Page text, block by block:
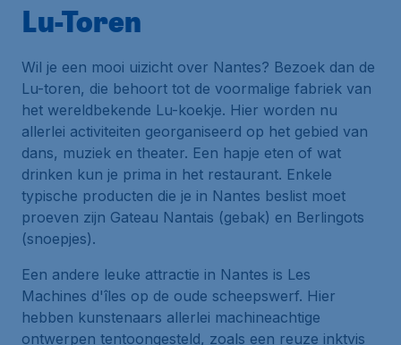
Lu-Toren
Wil je een mooi uizicht over Nantes? Bezoek dan de
Lu-toren, die behoort tot de voormalige fabriek van
het wereldbekende Lu-koekje. Hier worden nu
allerlei activiteiten georganiseerd op het gebied van
dans, muziek en theater. Een hapje eten of wat
drinken kun je prima in het restaurant. Enkele
typische producten die je in Nantes beslist moet
proeven zijn Gateau Nantais (gebak) en Berlingots
(snoepjes).
Een andere leuke attractie in Nantes is Les
Machines d'îles op de oude scheepswerf. Hier
hebben kunstenaars allerlei machineachtige
ontwerpen tentoongesteld, zoals een reuze inktvis